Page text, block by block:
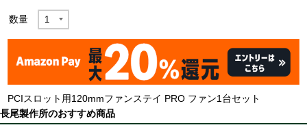
数量
PCIスロット用120mmファンステイ PRO ファン1台セット
長尾製作所のおすすめ商品